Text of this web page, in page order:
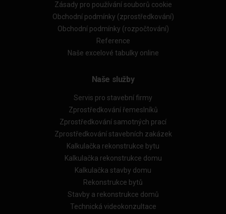
Zásady pro používání souborů cookie
Obchodní podmínky (zprostředkování)
Obchodní podmínky (rozpočtování)
Reference
Naše excelové tabulky online
Naše služby
Servis pro stavební firmy
Zprostředkování řemeslníků
Zprostředkování samotných prací
Zprostředkování stavebních zakázek
Kalkulačka rekonstrukce bytu
Kalkulačka rekonstrukce domu
Kalkulačka stavby domu
Rekonstrukce bytů
Stavby a rekonstrukce domů
Technická videokonzultace